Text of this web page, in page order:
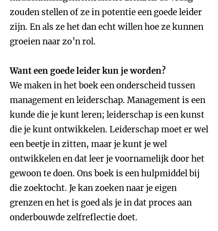
zouden stellen of ze in potentie een goede leider
zijn. En als ze het dan echt willen hoe ze kunnen
groeien naar zo’n rol.
Want een goede leider kun je worden?
We maken in het boek een onderscheid tussen
management en leiderschap. Management is een
kunde die je kunt leren; leiderschap is een kunst
die je kunt ontwikkelen. Leiderschap moet er wel
een beetje in zitten, maar je kunt je wel
ontwikkelen en dat leer je voornamelijk door het
gewoon te doen. Ons boek is een hulpmiddel bij
die zoektocht. Je kan zoeken naar je eigen
grenzen en het is goed als je in dat proces aan
onderbouwde zelfreflectie doet.